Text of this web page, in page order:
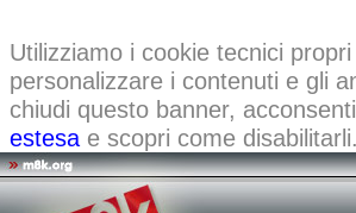
Utilizziamo i cookie tecnici
personalizzare i contenuti e gli
chiudi questo banner,
estesa e scopri come